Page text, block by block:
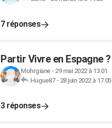
7 réponses
Partir Vivre en Espagne ?
Mohrgiane- 29 mai 2022 à 13:01
Hugue87- 28 juin 2022 à 17:05
3 réponses